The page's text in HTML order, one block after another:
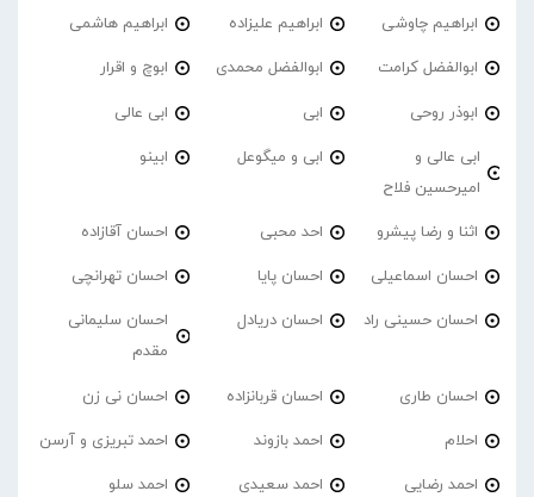
ابراهیم چاوشی ابراهیم علیزاده ابراهیم هاشمی
ابوالفضل کرامت ابوالفضل محمدی ابوچ و اقرار
ابوذر روحی ابی ابی عالی
ابی عالی و
امیرحسین فلاح
ابی و میگوعل ابینو
اثنا و رضا پیشرو احد محبی احسان آقازاده
احسان اسماعیلی احسان پایا احسان تهرانچی
احسان حسینی راد احسان دریادل
احسان سلیمانی
مقدم
احسان طاری احسان قربانزاده احسان نی زن
احلام احمد بازوند احمد تبریزی و آرسن
احمد‌ رضایی احمد سعیدی احمد سلو